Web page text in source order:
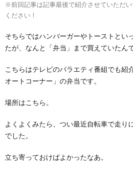
※前回記事は記事最後で紹介させていただ
ください！
そちらではハンバーガーやトーストとい
たが、なんと「弁当」まで買えていたん
こちらはテレビのバラエティ番組でも紹
オートコーナー」の弁当です。
場所はこちら。
よくよくみたら、つい最近自転車で走り
でした。
立ち寄っておけばよかったなあ。